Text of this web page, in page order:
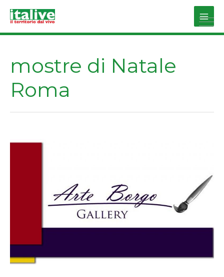
Main
mostre di Natale
Roma